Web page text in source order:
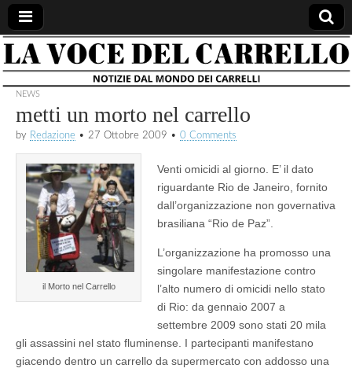
la voce
del
carrello
notizie
dal
mondo
carrelli
NEWS
metti un morto nel carrello
by Redazione • 27 Ottobre 2009 • 0 Comments
il Morto nel Carrello
Venti omicidi al giorno. E’ il dato
riguardante Rio de Janeiro, fornito
dall’organizzazione non governativa
brasiliana “Rio de Paz”.
L’organizzazione ha promosso una
singolare manifestazione contro
l’alto numero di omicidi nello stato
di Rio: da gennaio 2007 a
settembre 2009 sono stati 20 mila
gli assassini nel stato fluminense. I partecipanti manifestano
giacendo dentro un carrello da supermercato con addosso una